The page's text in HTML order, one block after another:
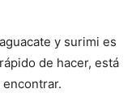
y surimi es
de hacer, está